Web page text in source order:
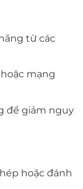
từ các
mạng
để giảm nguy
hoặc đánh